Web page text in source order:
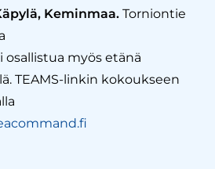
Keminmaa. Torniontie
osallistua myös etänä
TEAMS-linkin kokoukseen